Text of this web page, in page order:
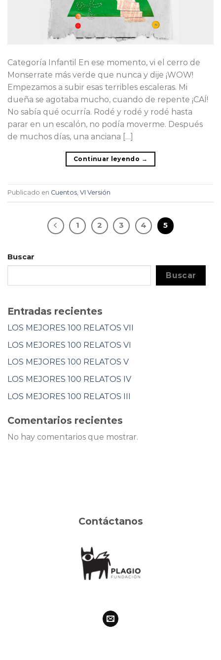
Categoría Infantil En ese momento, vi el cerro de
Monserrate más verde que nunca y dije ¡WOW!
Empezamos a subir esas terribles escaleras. Mi
dueña se agotaba mucho, cuando de repente ¡CAÍ!
No sabía qué ocurría. Rodé y rodé y rodé hasta
parar en un escalón, no podía moverme. Después
de muchos días, una anciana […]
Continuar leyendo →
Publicado en Cuentos, VI Versión
1 2 3 4 5
Buscar
Buscar
Entradas recientes
LOS MEJORES 100 RELATOS VII
LOS MEJORES 100 RELATOS VI
LOS MEJORES 100 RELATOS V
LOS MEJORES 100 RELATOS IV
LOS MEJORES 100 RELATOS III
Comentarios recientes
No hay comentarios que mostrar.
Contáctanos